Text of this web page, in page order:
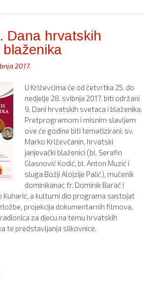
Dana hrvatskih
2017.
U Križevcima će od četvrtka 25. do
nedjelje 28. svibnja 2017. biti održani
9. Dani hrvatskih svetaca i blaženika.
Pretprogramom i misnim slavljem
ove će godine biti tematizirani: sv.
Marko Križevčanin, hrvatski
janjevački blaženici (bl. Serafin
Glasnović Kodić, bl. Anton Muzić i
sluga Božji Alojzije Palić), mučenik
dominikanac fr. Dominik Barač i
Kuharić, a kulturni dio programa sastojat
projekcija dokumentarnih filmova,
za djecu na temu hrvatskih
te predstavljanja slikovnice.